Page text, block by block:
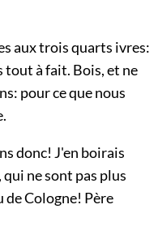
aux trois quarts ivres:
tout à fait. Bois, et ne
pour ce que nous
donc! J'en boirais
ne sont pas plus
de Cologne! Père